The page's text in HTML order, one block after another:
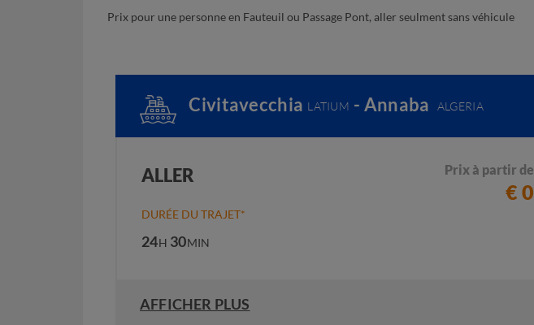
Prix pour une personne en Fauteuil ou Passage Pont, aller seulment sans véhicule
Civitavecchia LATIUM - Annaba ALGERIA
ALLER Prix à partir de
€ 0
DURÉE DU TRAJET*
24H 30MIN
AFFICHER PLUS